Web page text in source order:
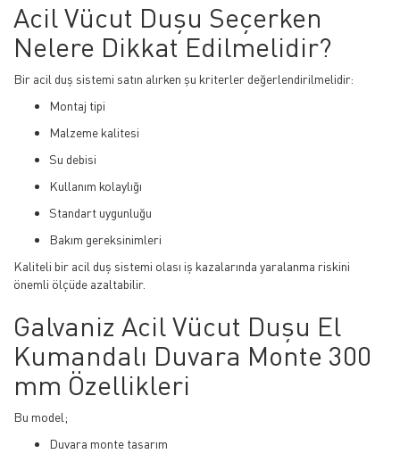
Acil Vücut Duşu Seçerken
Nelere Dikkat Edilmelidir?
Bir acil duş sistemi satın alırken şu kriterler değerlendirilmelidir:
Montaj tipi
Malzeme kalitesi
Su debisi
Kullanım kolaylığı
Standart uygunluğu
Bakım gereksinimleri
Kaliteli bir acil duş sistemi olası iş kazalarında yaralanma riskini
önemli ölçüde azaltabilir.
Galvaniz Acil Vücut Duşu El
Kumandalı Duvara Monte 300
mm Özellikleri
Bu model;
Duvara monte tasarım